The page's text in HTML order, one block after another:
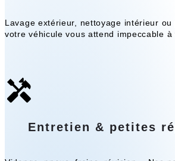
Lavage extérieur, nettoyage intérieur ou
votre véhicule vous attend impeccable à
Entretien & petites